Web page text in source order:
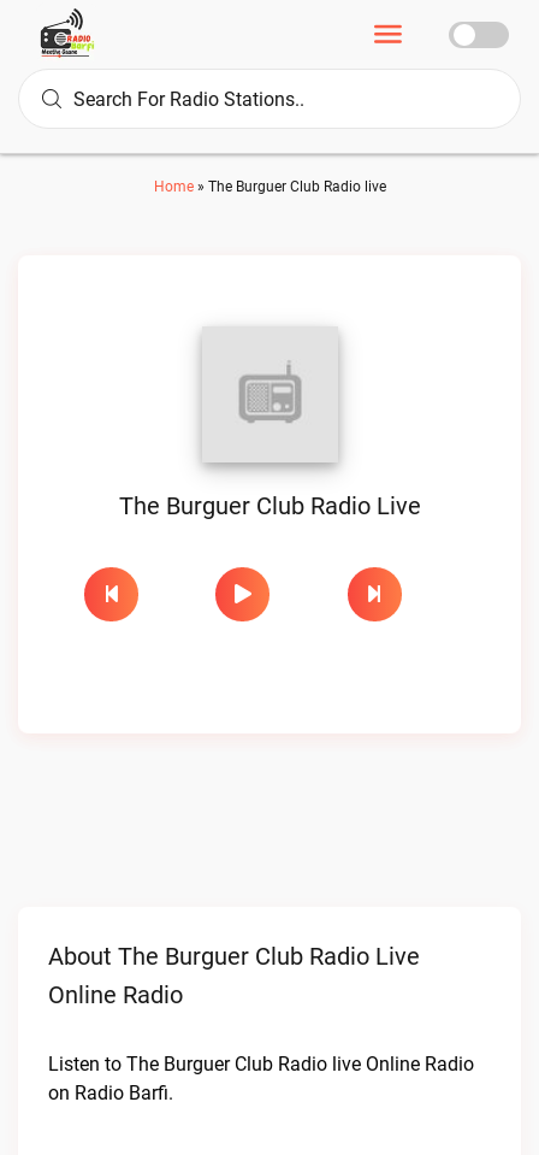
Home» The Burguer Club Radio live
The Burguer Club Radio Live
About The Burguer Club Radio Live
Online Radio
Listen to The Burguer Club Radio live Online Radio
on Radio Barfi.